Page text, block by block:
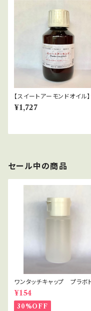
【スイートアーモンドオイル
ィール（栽） Prunus
s
¥1,727
セール中の商品
ワンタッチキャップ プラボ
ル 30ml
¥154
30%OFF